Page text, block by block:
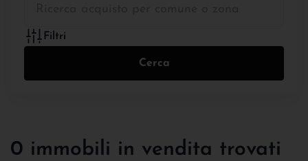
Filtri
Cerca
0 immobili in vendita trovati